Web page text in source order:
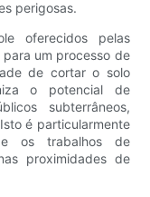
perigosas.
oferecidos pelas
um processo de
de cortar o solo
o potencial de
subterrâneos,
é particularmente
os trabalhos de
proximidades de